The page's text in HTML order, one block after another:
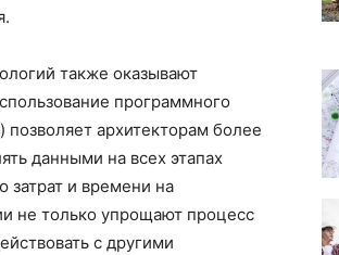
также оказывают
программного
архитекторам более
данными на всех этапах
затрат и времени на
не только упрощают процесс
с другими